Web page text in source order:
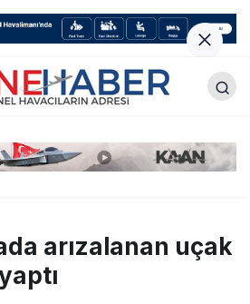
arızalanan uçak